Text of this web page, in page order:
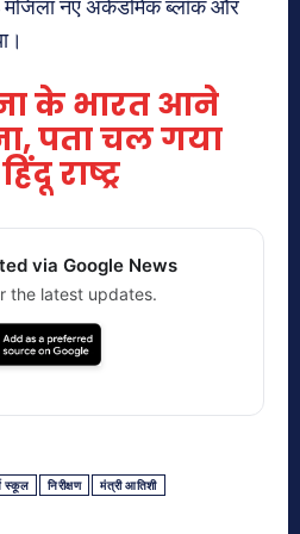
मंजिला नए अकेडमिक ब्लॉक और
के भारत आने
पता चल गया
राष्ट्र
via Google News
the latest updates.
स्कूल निरीक्षण मंत्री आतिशी